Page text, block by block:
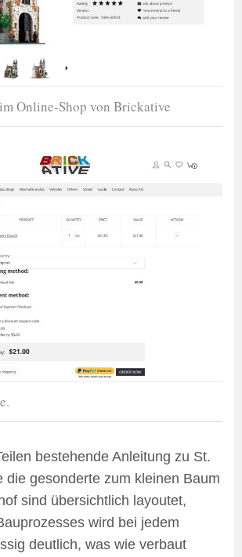
Online-Shop von Brickative
bestehende Anleitung zu St.
die gesonderte zum kleinen Baum
sind übersichtlich layoutet,
wird bei jedem
deutlich, was wie verbaut